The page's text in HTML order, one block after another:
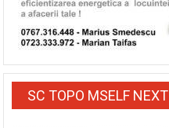
SC TOPO MSELF NEXT